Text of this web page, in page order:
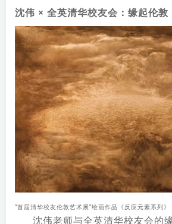
沈伟 × 全英清华校友会：缘起伦敦
“首届清华校友伦敦艺术展”绘画作品《反应元素系列
沈伟老师与全英清华校友会的